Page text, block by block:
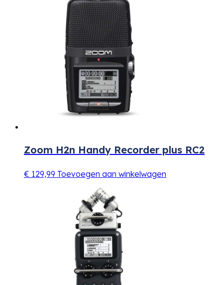
Zoom H2n Handy Recorder plus RC2
€ 129,99 Toevoegen aan winkelwagen